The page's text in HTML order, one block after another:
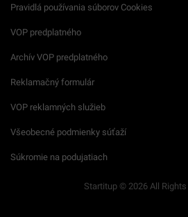
Pravidlá používania súborov Cookies
VOP predplatného
Archív VOP predplatného
Reklamačný formulár
VOP reklamných služieb
Všeobecné podmienky súťaží
Súkromie na podujatiach
Startitup © 2026 All Rights